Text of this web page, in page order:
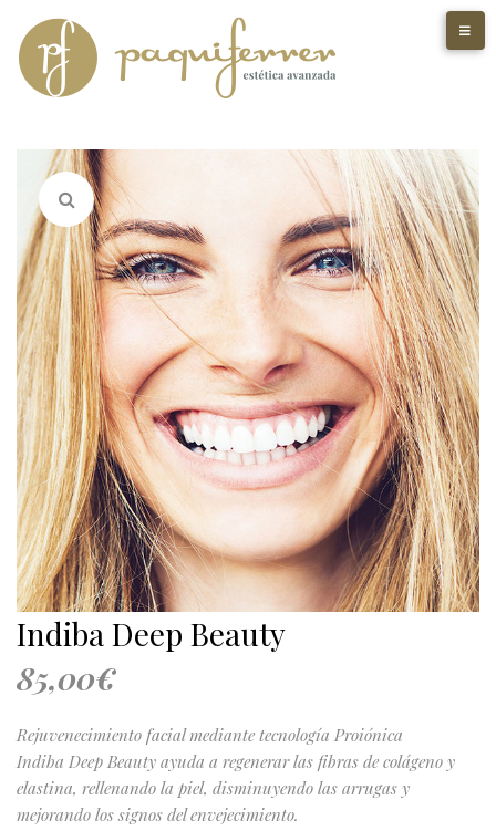
Indiba Deep Beauty
85,00€
Rejuvenecimiento facial mediante tecnología Proiónica
Indiba Deep Beauty ayuda a regenerar las fibras de colágeno y
elastina, rellenando la piel, disminuyendo las arrugas y
mejorando los signos del envejecimiento.